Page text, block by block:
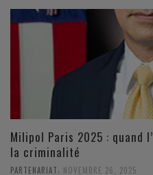
Milipol Paris 2025 :
la criminalité
PARTENARIAT, NOVEMBRE 26, 2025